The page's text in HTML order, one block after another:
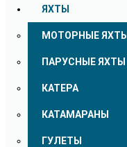
ЯХТЫ
МОТОРНЫЕ ЯХТЫ
ПАРУСНЫЕ ЯХТЫ
КАТЕРА
КАТАМАРАНЫ
ГУЛЕТЫ